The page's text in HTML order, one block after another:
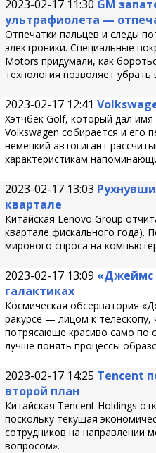
2023-02-17 11:30 GM
ультрафиолета —
Отпечатки пальцев и следы
электроники. Специальные
Motors придумали, как
технология позволяет
2023-02-17 12:41
Хэтчбек Golf, который дал
Volkswagen собирается и его
немецкий автогигант
характеристикам
2023-02-17 13:03
квартале
Китайская Lenovo Group
квартале фискального года).
мирового спроса на
2023-02-17 13:09 «Джеймс
галактиках
Космическая обсерватория
ракурсе — лицом к
потрясающе красиво само по
лучше понять процессы
2023-02-17 14:25 Tencent
второй план
Китайская Tencent Holdings
поскольку текущая
сотрудников на направлении
вопросом».